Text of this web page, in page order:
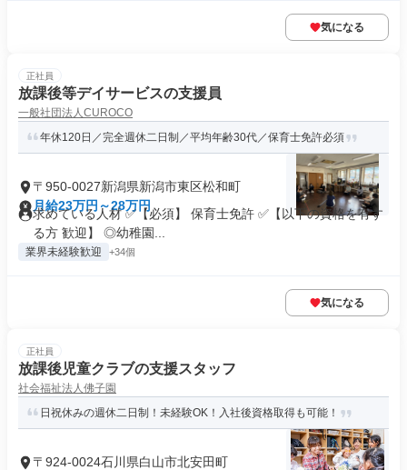
気になる
正社員
放課後等デイサービスの支援員
一般社団法人CUROCO
年休120日／完全週休二日制／平均年齢30代／保育士免許必須
〒950-0027新潟県新潟市東区松和町
月給23万円～28万円
求めている人材 ✅【必須】 保育士免許 ✅【以下の資格を有す
る方 歓迎】 ◎幼稚園...
業界未経験歓迎 +34個
気になる
正社員
放課後児童クラブの支援スタッフ
社会福祉法人佛子園
日祝休みの週休二日制！未経験OK！入社後資格取得も可能！
〒924-0024石川県白山市北安田町